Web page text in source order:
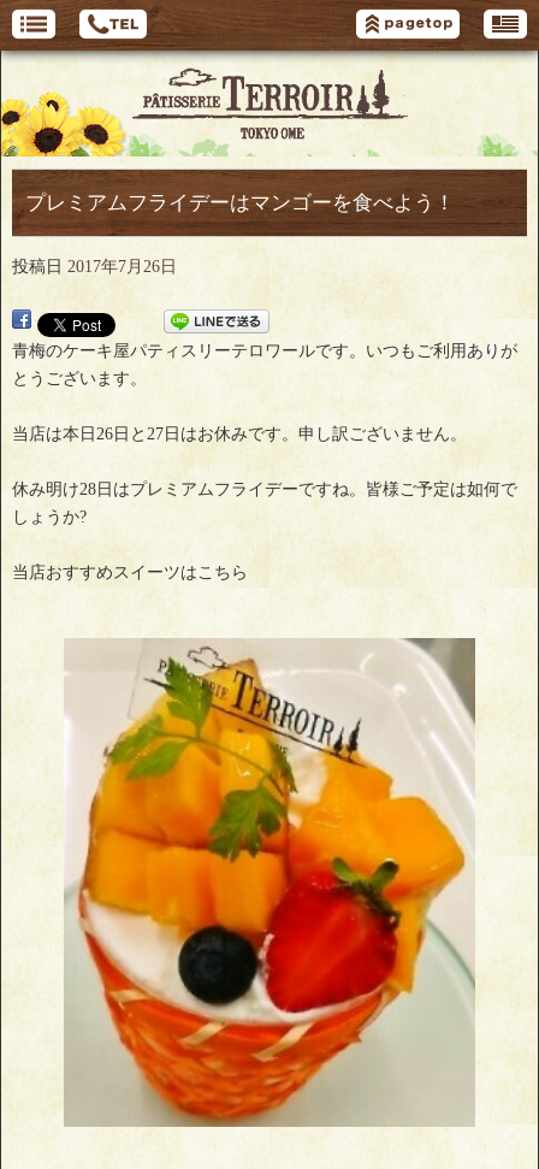
プレミアムフライデーはマンゴーを食べよう！
投稿日 2017年7月26日
青梅のケーキ屋パティスリーテロワールです。いつもご利用ありが
とうございます。
当店は本日26日と27日はお休みです。申し訳ございません。
休み明け28日はプレミアムフライデーですね。皆様ご予定は如何で
しょうか?
当店おすすめスイーツはこちら